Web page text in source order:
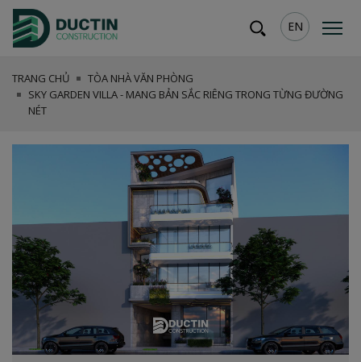
EN
TRANG CHỦ
TÒA NHÀ VĂN PHÒNG
SKY GARDEN VILLA - MANG BẢN SẮC RIÊNG TRONG TỪNG ĐƯỜNG
NÉT